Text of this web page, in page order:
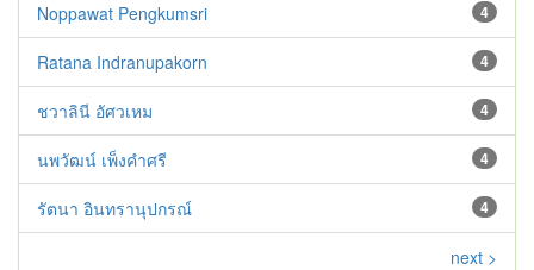
4
Noppawat Pengkumsri
4
Ratana Indranupakorn
4
ชวาลินี อัศวเหม
4
นพวัฒน์ เพ็งคำศรี
4
รัตนา อินทรานุปกรณ์
next >